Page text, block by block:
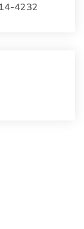
4232